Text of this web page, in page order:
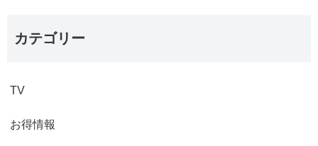
カテゴリー
TV
お得情報